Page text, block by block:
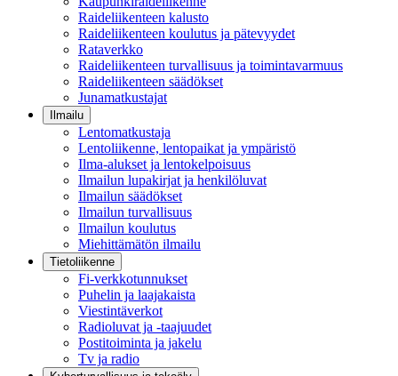
Raideliikenteen kalusto
Raideliikenteen koulutus ja pätevyydet
Rataverkko
Raideliikenteen turvallisuus ja toimintavarmuus
Raideliikenteen säädökset
Junamatkustajat
Ilmailu
Lentomatkustaja
Lentoliikenne, lentopaikat ja ympäristö
Ilma-alukset ja lentokelpoisuus
Ilmailun lupakirjat ja henkilöluvat
Ilmailun säädökset
Ilmailun turvallisuus
Ilmailun koulutus
Miehittämätön ilmailu
Tietoliikenne
Fi-verkkotunnukset
Puhelin ja laajakaista
Viestintäverkot
Radioluvat ja -taajuudet
Postitoiminta ja jakelu
Tv ja radio